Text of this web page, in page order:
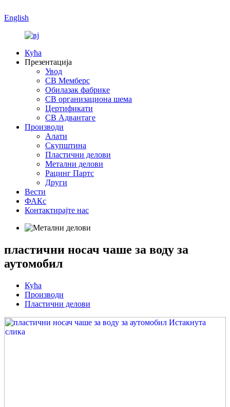
English
Кућа
Презентација
Увод
СВ Мемберс
Обилазак фабрике
СВ организациона шема
Цертификати
СВ Адвантаге
Производи
Алати
Скупштина
Пластични делови
Метални делови
Рацинг Партс
Други
Вести
ФАКс
Контактирајте нас
пластични носач чаше за воду за
аутомобил
Кућа
Производи
Пластични делови